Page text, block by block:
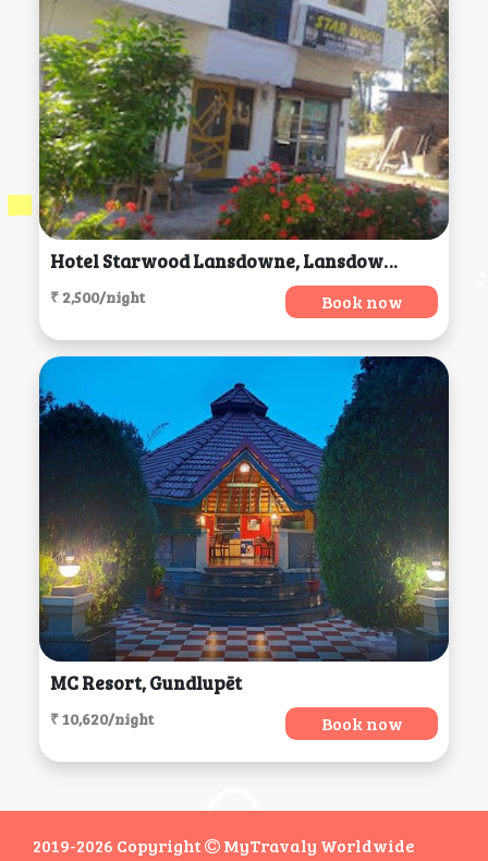
Hotel Starwood Lansdowne, Lansdowne
₹ 2,500/night Book now
MC Resort, Gundlupēt
₹ 10,620/night Book now
2019-2026 Copyright
MyTravaly Worldwide